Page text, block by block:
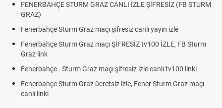
İZLE ŞİFRESİZ (FB STURM
canlı yayın izle
tv100 İZLE, FB Sturm
izle canlı tv100 linki
Fener Sturm Graz maçı
Fındık Fiyatı Açıklandı mı? 2026
Altın Yükselecek mi, Yükselir mi?
Beklentiler
Rövanşı Saat Kaçta, Hangi